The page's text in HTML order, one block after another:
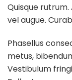
Quisque
vel augue.
Phasellus
metus,
Vestibulum